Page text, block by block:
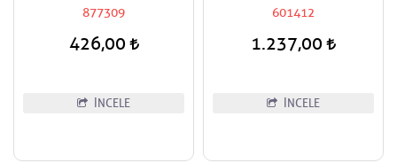
Hilali
877309
426,00
İNCELE
48x34x11
601412
1.237,00
İNCELE